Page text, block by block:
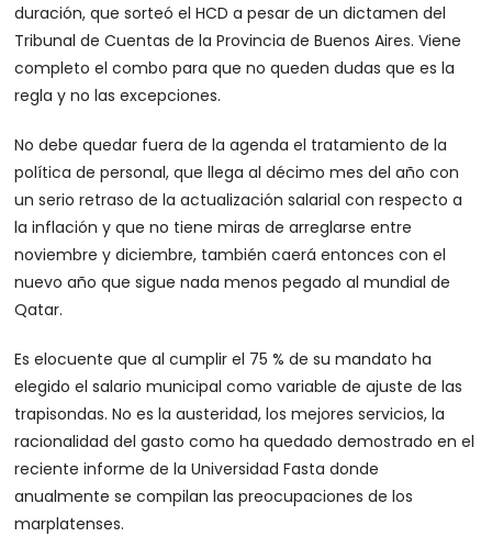
duración, que sorteó el HCD a pesar de un dictamen del
Tribunal de Cuentas de la Provincia de Buenos Aires. Viene
completo el combo para que no queden dudas que es la
regla y no las excepciones.
No debe quedar fuera de la agenda el tratamiento de la
política de personal, que llega al décimo mes del año con
un serio retraso de la actualización salarial con respecto a
la inflación y que no tiene miras de arreglarse entre
noviembre y diciembre, también caerá entonces con el
nuevo año que sigue nada menos pegado al mundial de
Qatar.
Es elocuente que al cumplir el 75 % de su mandato ha
elegido el salario municipal como variable de ajuste de las
trapisondas. No es la austeridad, los mejores servicios, la
racionalidad del gasto como ha quedado demostrado en el
reciente informe de la Universidad Fasta donde
anualmente se compilan las preocupaciones de los
marplatenses.